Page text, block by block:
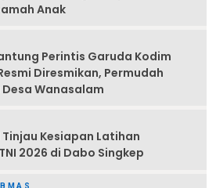
Anak
Perintis Garuda Kodim
Diresmikan, Permudah
Wanasalam
Tinjau Kesiapan Latihan
2026 di Dabo Singkep